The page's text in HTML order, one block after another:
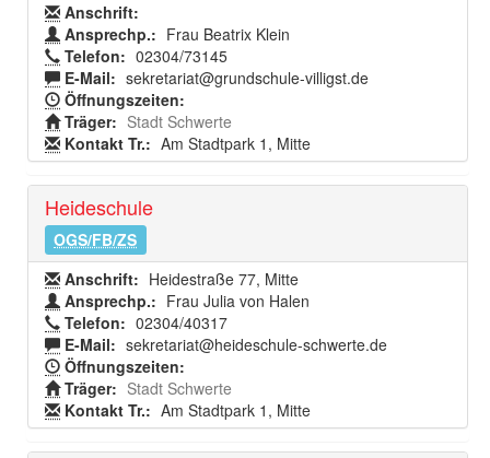
Anschrift:
Ansprechp.: Frau Beatrix Klein
Telefon: 02304/73145
E-Mail: sekretariat@grundschule-villigst.de
Öffnungszeiten:
Träger: Stadt Schwerte
Kontakt Tr.: Am Stadtpark 1, Mitte
Heideschule
OGS/FB/ZS
Anschrift: Heidestraße 77, Mitte
Ansprechp.: Frau Julia von Halen
Telefon: 02304/40317
E-Mail: sekretariat@heideschule-schwerte.de
Öffnungszeiten:
Träger: Stadt Schwerte
Kontakt Tr.: Am Stadtpark 1, Mitte